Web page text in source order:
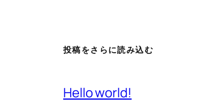
投稿をさらに読み込む
Hello world!